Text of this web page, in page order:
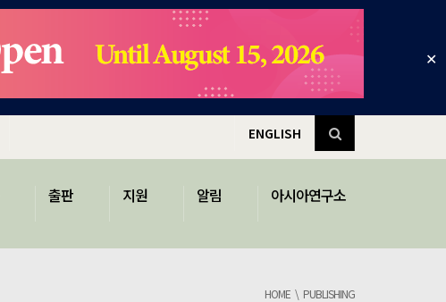
✕
ENGLISH
출판 지원 알림 아시아연구소
HOME PUBLISHING